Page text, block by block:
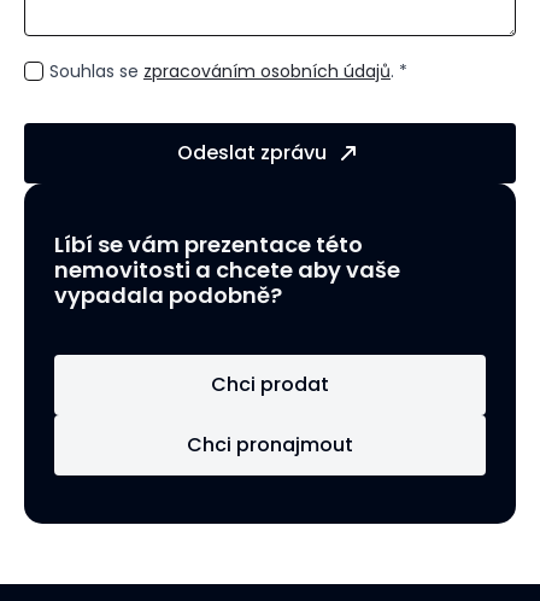
GDPRSouhlas se zpracováním osobních údajů. *
Odeslat zprávu
Líbí se vám prezentace této
nemovitosti a chcete aby vaše
vypadala podobně?
Chci prodat
Chci pronajmout